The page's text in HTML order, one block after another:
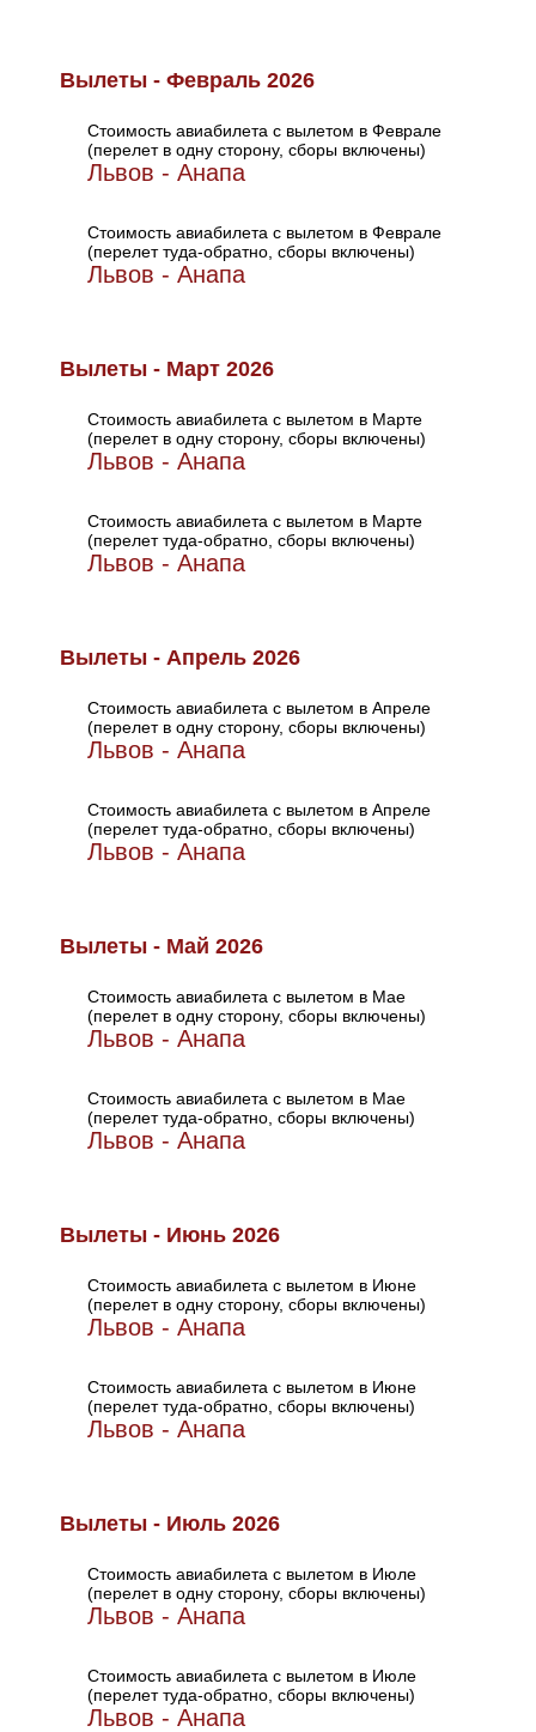
Вылеты - Февраль 2026
Стоимость авиабилета с вылетом в Феврале
(перелет в одну сторону, сборы включены)
Львов - Анапа
Стоимость авиабилета с вылетом в Феврале
(перелет туда-обратно, сборы включены)
Львов - Анапа
Вылеты - Март 2026
Стоимость авиабилета с вылетом в Марте
(перелет в одну сторону, сборы включены)
Львов - Анапа
Стоимость авиабилета с вылетом в Марте
(перелет туда-обратно, сборы включены)
Львов - Анапа
Вылеты - Апрель 2026
Стоимость авиабилета с вылетом в Апреле
(перелет в одну сторону, сборы включены)
Львов - Анапа
Стоимость авиабилета с вылетом в Апреле
(перелет туда-обратно, сборы включены)
Львов - Анапа
Вылеты - Май 2026
Стоимость авиабилета с вылетом в Мае
(перелет в одну сторону, сборы включены)
Львов - Анапа
Стоимость авиабилета с вылетом в Мае
(перелет туда-обратно, сборы включены)
Львов - Анапа
Вылеты - Июнь 2026
Стоимость авиабилета с вылетом в Июне
(перелет в одну сторону, сборы включены)
Львов - Анапа
Стоимость авиабилета с вылетом в Июне
(перелет туда-обратно, сборы включены)
Львов - Анапа
Вылеты - Июль 2026
Стоимость авиабилета с вылетом в Июле
(перелет в одну сторону, сборы включены)
Львов - Анапа
Стоимость авиабилета с вылетом в Июле
(перелет туда-обратно, сборы включены)
Львов - Анапа